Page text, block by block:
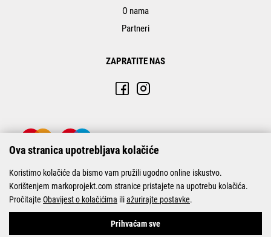
O nama
Partneri
ZAPRATITE NAS
© Marko-Projekt 2026
Ova stranica upotrebljava kolačiće
Koristimo kolačiće da bismo vam pružili ugodno online iskustvo.
Korištenjem markoprojekt.com stranice pristajete na upotrebu kolačića.
Pročitajte Obavijest o kolačićima iliažurirajte postavke.
Prihvaćam sve